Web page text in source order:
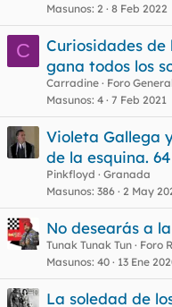
Masunos 2 8 Feb 2022
C
Curiosidades
gana todos los
Carradine
Foro General
Masunos 4 7 Feb 2021
Violeta Gallega
de la esquina.
Pinkfloyd
Granada
Masunos 386 2 May
No desearás a
Tunak Tunak Tun
Foro
Masunos 40 13 Ene
La soledad de